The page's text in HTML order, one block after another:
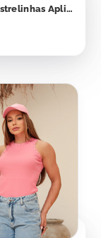
Regata Estrelinhas Aplicação